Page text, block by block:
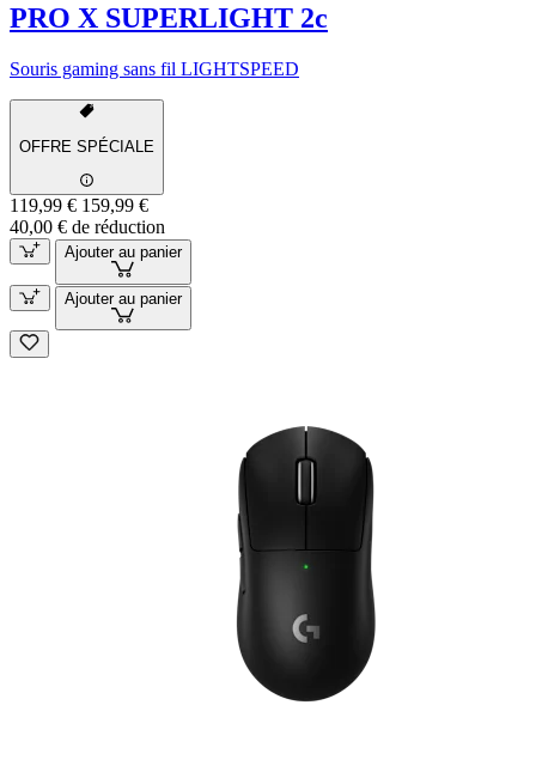
PRO X SUPERLIGHT 2c
Souris gaming sans fil LIGHTSPEED
OFFRE SPÉCIALE
119,99 € 159,99 €
40,00 € de réduction
Ajouter au panier
Ajouter au panier